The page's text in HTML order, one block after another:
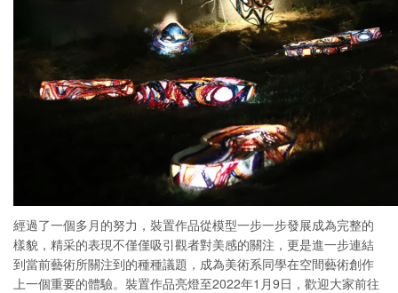
經過了一個多月的努力，裝置作品從模型一步一步發展成為完整的
樣貌，精采的表現不僅僅吸引觀者對美感的關注，更是進一步連結
到當前藝術所關注到的種種議題，成為美術系同學在空間藝術創作
上一個重要的體驗。裝置作品亮燈至2022年1月9日，歡迎大家前往